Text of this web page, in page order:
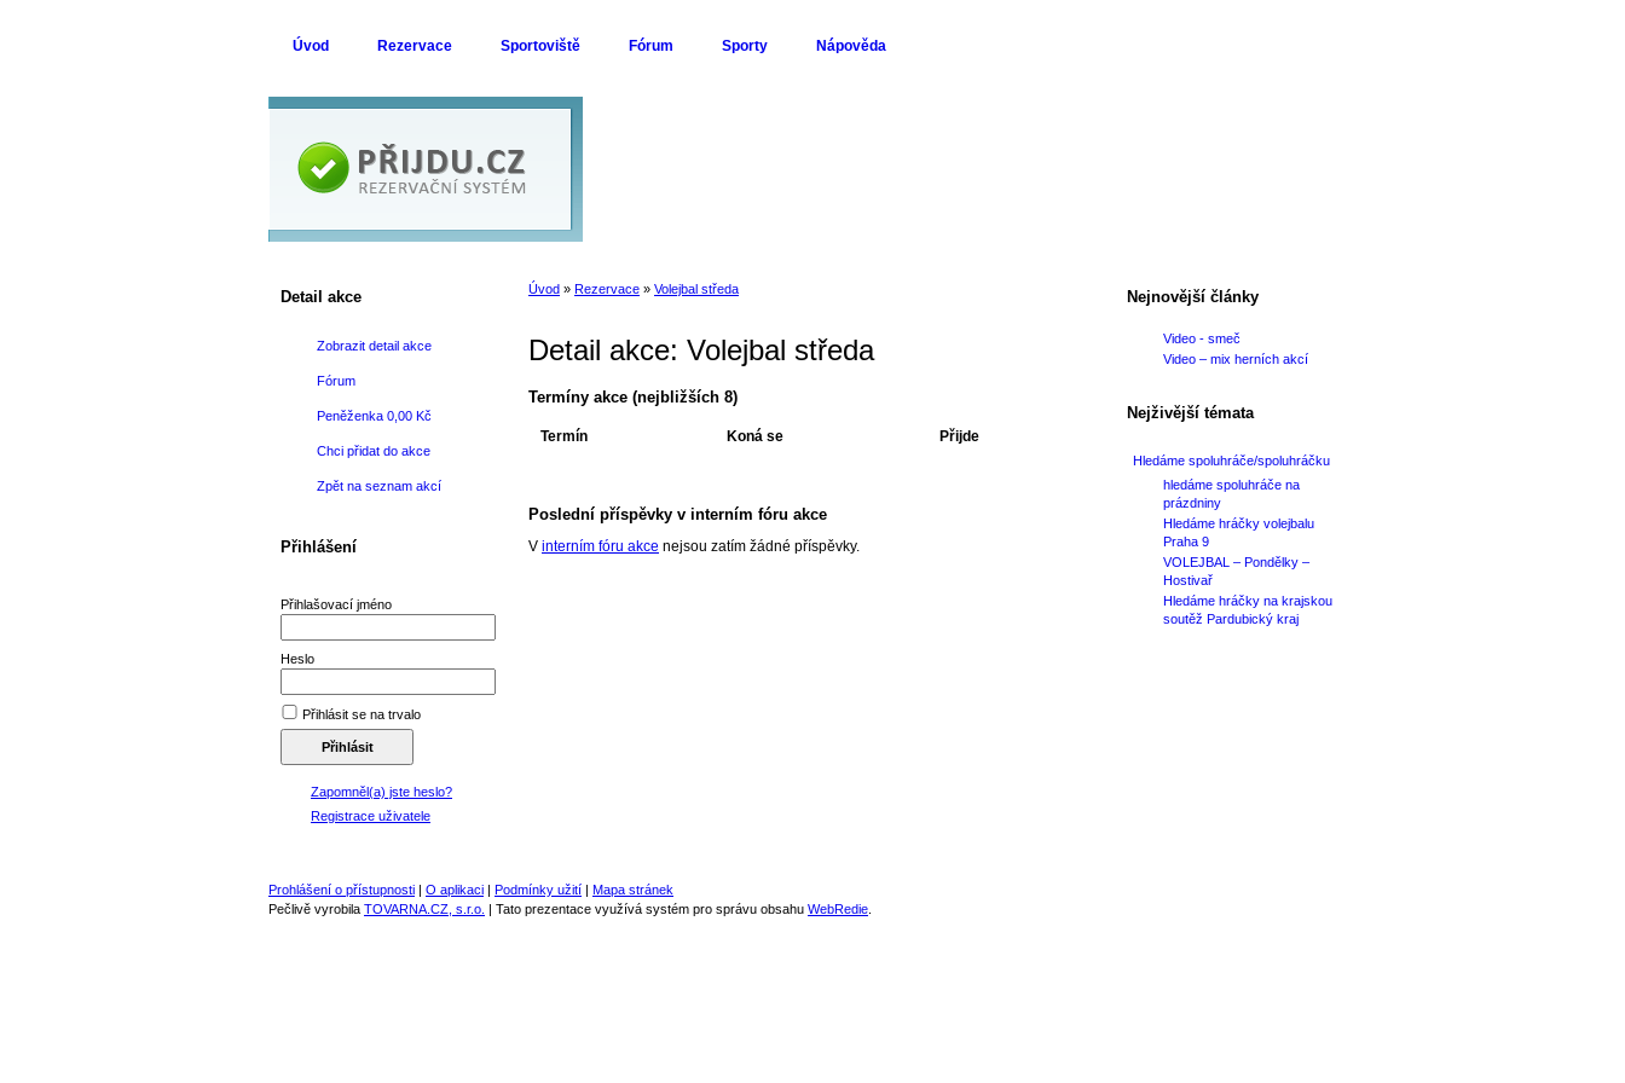
Úvod » Rezervace » Volejbal středa
Detail akce: Volejbal středa
Termíny akce (nejbližších 8)
Termín Koná se Přijde
Poslední příspěvky v interním fóru akce
V interním fóru akce nejsou zatím žádné příspěvky.
Detail akce
Zobrazit detail akce
Fórum
Peněženka 0,00 Kč
Chci přidat do akce
Zpět na seznam akcí
Přihlášení
Přihlašovací jméno
Heslo
Přihlásit se na trvalo
Zapomněl(a) jste heslo?
Registrace uživatele
Nejnovější články
Video - smeč
Video – mix herních akcí
Nejživější témata
Hledáme spoluhráče/spoluhráčku
hledáme spoluhráče na
prázdniny
Hledáme hráčky volejbalu
Praha 9
VOLEJBAL – Pondělky –
Hostivař
Hledáme hráčky na krajskou
soutěž Pardubický kraj
Prohlášení o přístupnosti O aplikaci Podmínky užití
Mapa stránek
Pečlivě vyrobila TOVARNA.CZ, s.r.o. | Tato prezentace využívá systém pro správu obsahu WebRedie
Úvod Rezervace Sportoviště Fórum Sporty Nápověda